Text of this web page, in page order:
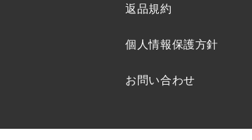
返品規約
個人情報保護方針
お問い合わせ